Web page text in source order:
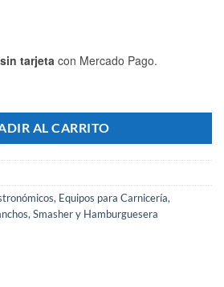
tarjeta con Mercado Pago.
AL CARRITO
, Equipos para Carnicería,
,Smasher y Hamburguesera